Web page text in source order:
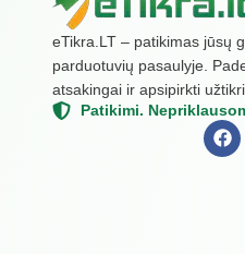
eTikra.LT – patikimas jūsų
parduotuvių pasaulyje.
atsakingai ir apsipirkti
Patikimi.